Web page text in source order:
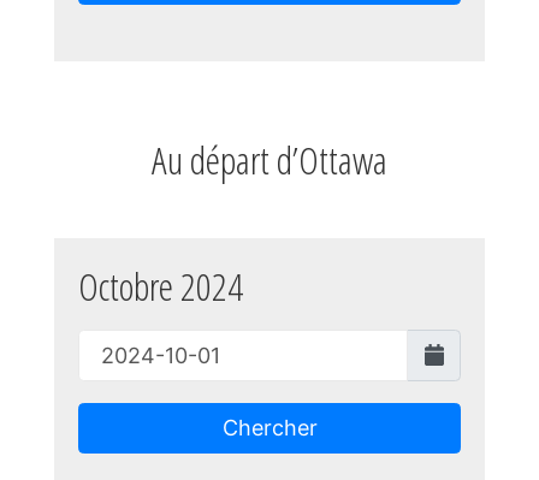
Au départ d’Ottawa
Octobre 2024
Chercher